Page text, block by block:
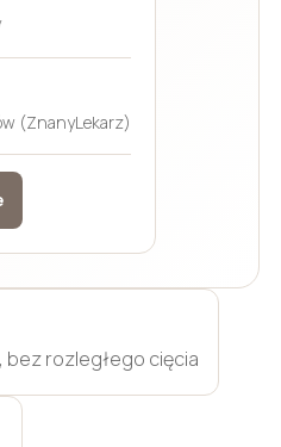
(ZnanyLekarz)
bez rozległego cięcia